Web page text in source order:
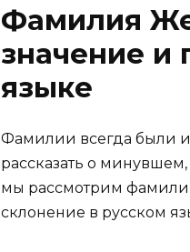
Фамилия
значение и
языке
Фамилии всегда были
рассказать о
мы рассмотрим
склонение в русском